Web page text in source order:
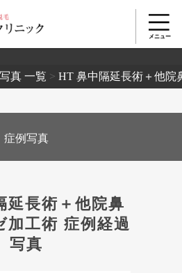
真 一覧 > HT 鼻中隔延長術＋他院
症例写真
延長術＋他院鼻
加工術 症例経過
写真